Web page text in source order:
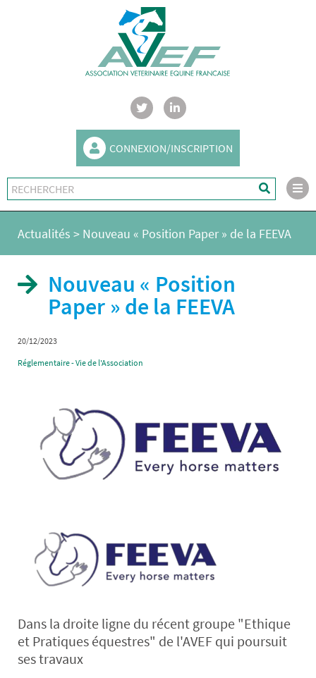
CONNEXION/INSCRIPTION
Actualités > Nouveau « Position Paper » de la FEEVA
Nouveau « Position
Paper » de la FEEVA
20/12/2023
Réglementaire - Vie de l'Association
Dans la droite ligne du récent groupe "Ethique
et Pratiques équestres" de l'AVEF qui poursuit
ses travaux